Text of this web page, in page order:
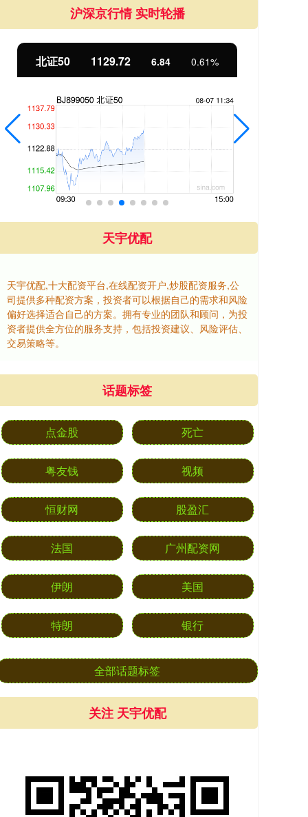
沪深京行情 实时轮播
北证50 1129.72 6.84 0.61%
天宇优配
天宇优配,十大配资平台,在线配资开户,炒股配资服务,公
司提供多种配资方案，投资者可以根据自己的需求和风险
偏好选择适合自己的方案。拥有专业的团队和顾问，为投
资者提供全方位的服务支持，包括投资建议、风险评估、
交易策略等。
话题标签
点金股 死亡
粤友钱 视频
恒财网 股盈汇
法国 广州配资网
伊朗 美国
特朗 银行
全部话题标签
关注 天宇优配